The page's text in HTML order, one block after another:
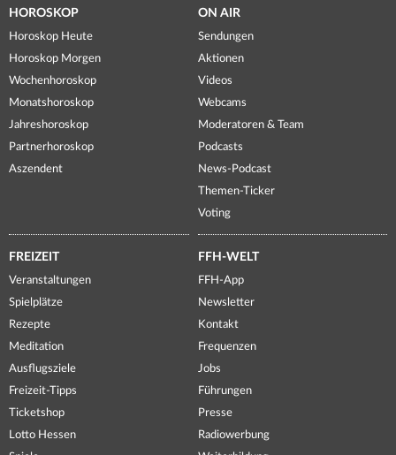
HOROSKOP
Horoskop Heute
Horoskop Morgen
Wochenhoroskop
Monatshoroskop
Jahreshoroskop
Partnerhoroskop
Aszendent
ON AIR
Sendungen
Aktionen
Videos
Webcams
Moderatoren & Team
Podcasts
News-Podcast
Themen-Ticker
Voting
FREIZEIT
Veranstaltungen
Spielplätze
Rezepte
Meditation
Ausflugsziele
Freizeit-Tipps
Ticketshop
Lotto Hessen
FFH-WELT
FFH-App
Newsletter
Kontakt
Frequenzen
Jobs
Führungen
Presse
Radiowerbung